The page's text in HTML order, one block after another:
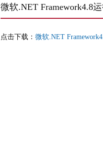
微软.NET Framework4.8
点击下载： 微软.NET